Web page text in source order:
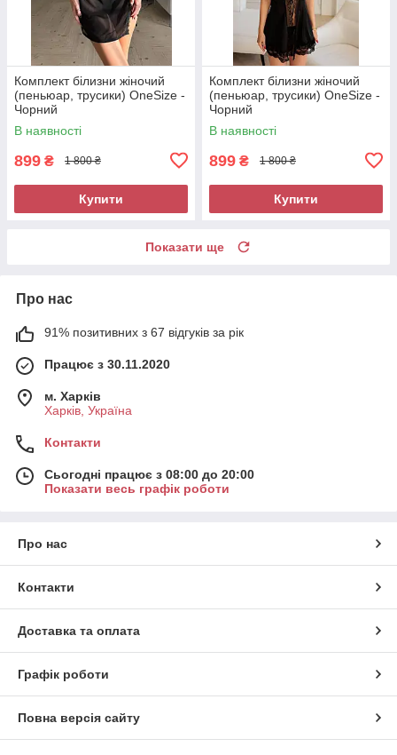
Комплект білизни жіночий
(пеньюар, трусики) OneSize -
Чорний
В наявності
899 ₴ 1 800 ₴
Купити
Комплект білизни жіночий
(пеньюар, трусики) OneSize -
Чорний
В наявності
899 ₴ 1 800 ₴
Купити
Показати ще
Про нас
91% позитивних з 67 відгуків за рік
Працює з 30.11.2020
м. Харків
Харків, Україна
Контакти
Сьогодні працює з 08:00 до 20:00
Показати весь графік роботи
Про нас
Контакти
Доставка та оплата
Графік роботи
Повна версія сайту